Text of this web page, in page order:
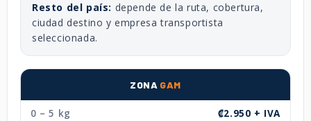
Resto del país: depende de la ruta, cobertura,
ciudad destino y empresa transportista
seleccionada.
ZONA GAM
0 – 5 kg ₡2.950 + IVA